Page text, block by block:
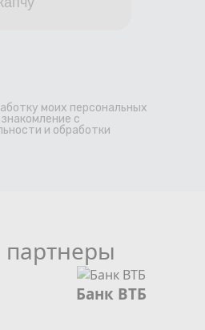
моих персональных
с
и обработки
Банк ВТБ